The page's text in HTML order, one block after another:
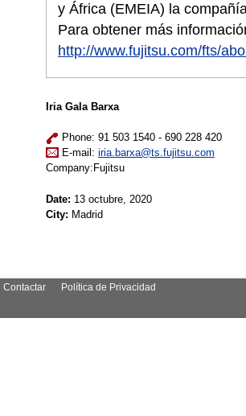
y África (EMEIA) la
Para obtener más
http://www.fujitsu.com/fts/
Iria Gala Barxa
Phone: 91 503 1540 - 690 228 420
E-mail: iria.barxa@ts.fujitsu.com
Company:Fujitsu
Date: 13 octubre, 2020
City: Madrid
Contactar Política de Privacidad